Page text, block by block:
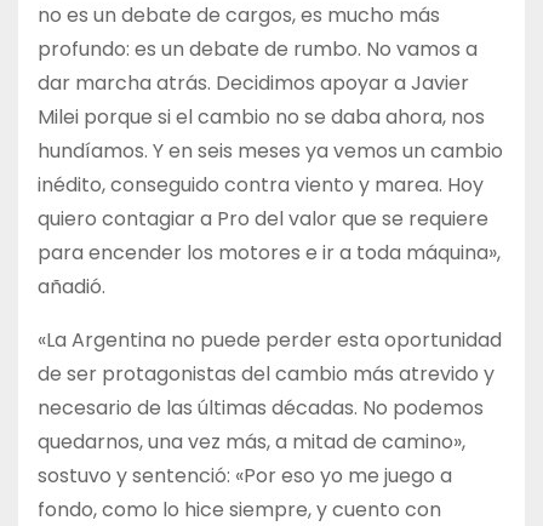
no es un debate de cargos, es mucho más
profundo: es un debate de rumbo. No vamos a
dar marcha atrás. Decidimos apoyar a Javier
Milei porque si el cambio no se daba ahora, nos
hundíamos. Y en seis meses ya vemos un cambio
inédito, conseguido contra viento y marea. Hoy
quiero contagiar a Pro del valor que se requiere
para encender los motores e ir a toda máquina»,
añadió.
«La Argentina no puede perder esta oportunidad
de ser protagonistas del cambio más atrevido y
necesario de las últimas décadas. No podemos
quedarnos, una vez más, a mitad de camino»,
sostuvo y sentenció: «Por eso yo me juego a
fondo, como lo hice siempre, y cuento con